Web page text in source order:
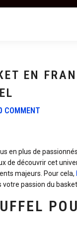
EN
COMMENT
en plus de
de découvrir cet
majeurs. Pour cela,
passion du basket.